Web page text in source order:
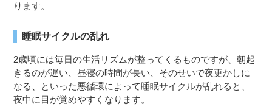
ります。
睡眠サイクルの乱れ
2歳頃には毎日の生活リズムが整ってくるものですが、朝起
きるのが遅い、昼寝の時間が長い、そのせいで夜更かしに
なる、といった悪循環によって睡眠サイクルが乱れると、
夜中に目が覚めやすくなります。